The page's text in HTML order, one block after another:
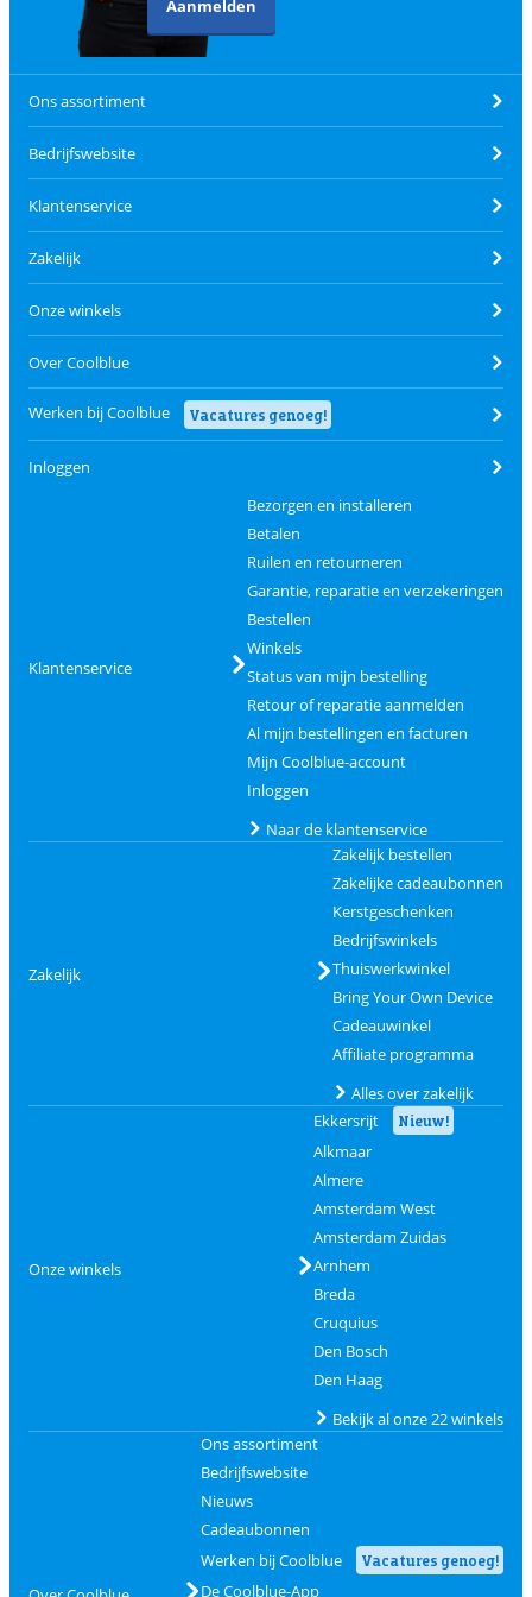
Aanmelden
Ons assortiment
Bedrijfswebsite
Klantenservice
Zakelijk
Onze winkels
Over Coolblue
Werken bij Coolblue Vacatures genoeg!
Inloggen
Klantenservice
Bezorgen en installeren
Betalen
Ruilen en retourneren
Garantie, reparatie en verzekeringen
Bestellen
Winkels
Status van mijn bestelling
Retour of reparatie aanmelden
Al mijn bestellingen en facturen
Mijn Coolblue-account
Inloggen
Naar de klantenservice
Zakelijk
Zakelijk bestellen
Zakelijke cadeaubonnen
Kerstgeschenken
Bedrijfswinkels
Thuiswerkwinkel
Bring Your Own Device
Cadeauwinkel
Affiliate programma
Alles over zakelijk
Onze winkels
Ekkersrijt Nieuw!
Alkmaar
Almere
Amsterdam West
Amsterdam Zuidas
Arnhem
Breda
Cruquius
Den Bosch
Den Haag
Bekijk al onze 22 winkels
Ons assortiment
Bedrijfswebsite
Nieuws
Cadeaubonnen
Werken bij Coolblue
Vacatures genoeg!
De Coolblue-App